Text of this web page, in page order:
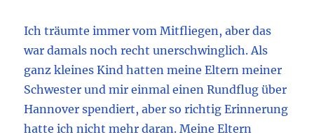
Ich träumte immer vom Mitfliegen, aber das
war damals noch recht unerschwinglich. Als
ganz kleines Kind hatten meine Eltern meiner
Schwester und mir einmal einen Rundflug über
Hannover spendiert, aber so richtig Erinnerung
hatte ich nicht mehr daran. Meine Eltern